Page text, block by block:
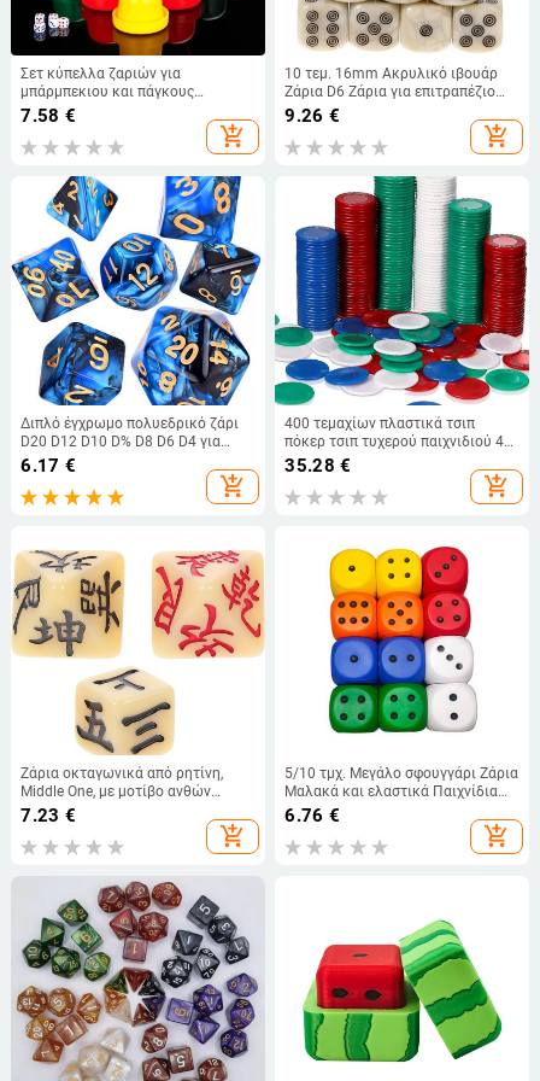
Σετ κύπελλα ζαριών για
μπάρμπεκιου και πάγκους
φαγητού, κόκκινα κύπελλα ζαριών
για διασκέδαση σε νυχτερινά
κέντρα
7.58 €
add_shopping_cart
10 τεμ. 16mm Ακρυλικό ιβουάρ
Ζάρια D6 Ζάρια για επιτραπέζιο
παιχνίδι Στρογγυλό ψυχαγωγικό
πάρτι Κύβοι Mahjong Αξεσουάρ
Ζάρια
9.26 €
add_shopping_cart
Διπλό έγχρωμο πολυεδρικό ζάρι
D20 D12 D10 D% D8 D6 D4 για
παιχνίδια με ζάρια RPG DND
6.17 €
add_shopping_cart
400 τεμαχίων πλαστικά τσιπ
πόκερ τσιπ τυχερού παιχνιδιού 4
χρώματα αντίθετη κάρτα για το
μπίνγκο
35.28 €
add_shopping_cart
Ζάρια οκταγωνικά από ρητίνη,
Middle One, με μοτίβο ανθών
δαμασκηνιάς, μαργαριτένιο
7.23 €
add_shopping_cart
5/10 τμχ. Μεγάλο σφουγγάρι Ζάρια
Μαλακά και ελαστικά Παιχνίδια
Χρώμα Ζάρια συμπαγούς σημείου
6cm Γνωστικά Διασκεδαστικά
Εργαλείο Παιχνιδιού Party Home
6.76 €
add_shopping_cart